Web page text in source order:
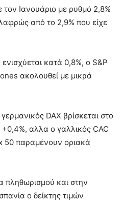
τον Ιανουάριο με ρυθμό 2,8%
από το 2,9% που είχε
κατά 0,8%, ο S&P
ακολουθεί με μικρά
DAX βρίσκεται στο
αλλα ο γαλλικός CAC
50 παραμένουν οριακά
πληθωρισμού και στην
ο δείκτης τιμών